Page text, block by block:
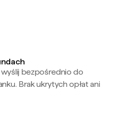
bezpośrednio do
Brak ukrytych opłat ani